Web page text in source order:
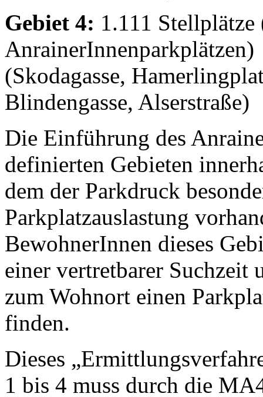
Gebiet 4: 1.111
AnrainerInnenparkplätzen)
(Skodagasse,
Blindengasse, Alserstraße)
Die Einführung des
definierten Gebieten
dem der Parkdruck
Parkplatzauslastung
BewohnerInnen dieses
einer vertretbarer Suchzeit
zum Wohnort einen
finden.
Dieses
1 bis 4 muss durch die